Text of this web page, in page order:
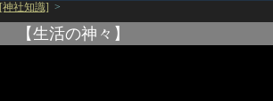
[神社知識] >
【生活の神々】